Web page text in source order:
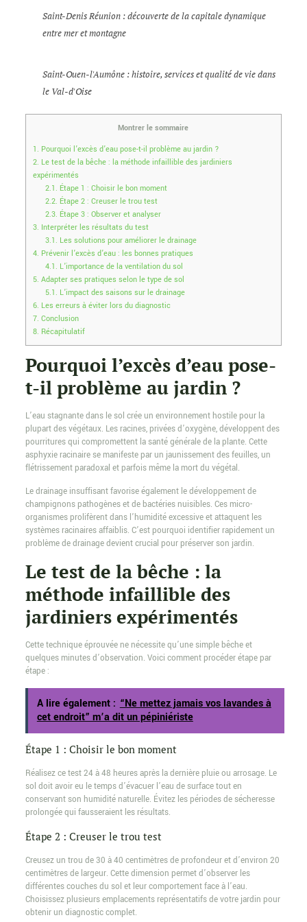
Saint-Denis Réunion : découverte de la capitale dynamique
entre mer et montagne
Saint-Ouen-l'Aumône : histoire, services et qualité de vie dans
le Val-d'Oise
Montrer le sommaire
1. Pourquoi l’excès d’eau pose-t-il problème au jardin ?
2. Le test de la bêche : la méthode infaillible des jardiniers
expérimentés
2.1. Étape 1 : Choisir le bon moment
2.2. Étape 2 : Creuser le trou test
2.3. Étape 3 : Observer et analyser
3. Interpréter les résultats du test
3.1. Les solutions pour améliorer le drainage
4. Prévenir l’excès d’eau : les bonnes pratiques
4.1. L’importance de la ventilation du sol
5. Adapter ses pratiques selon le type de sol
5.1. L’impact des saisons sur le drainage
6. Les erreurs à éviter lors du diagnostic
7. Conclusion
8. Récapitulatif
Pourquoi l’excès d’eau pose-
t-il problème au jardin ?
L’eau stagnante dans le sol crée un environnement hostile pour la
plupart des végétaux. Les racines, privées d’oxygène, développent des
pourritures qui compromettent la santé générale de la plante. Cette
asphyxie racinaire se manifeste par un jaunissement des feuilles, un
flétrissement paradoxal et parfois même la mort du végétal.
Le drainage insuffisant favorise également le développement de
champignons pathogènes et de bactéries nuisibles. Ces micro-
organismes prolifèrent dans l’humidité excessive et attaquent les
systèmes racinaires affaiblis. C’est pourquoi identifier rapidement un
problème de drainage devient crucial pour préserver son jardin.
Le test de la bêche : la
méthode infaillible des
jardiniers expérimentés
Cette technique éprouvée ne nécessite qu’une simple bêche et
quelques minutes d’observation. Voici comment procéder étape par
étape :
A lire également : “Ne mettez jamais vos lavandes à
cet endroit” m’a dit un pépiniériste
Étape 1 : Choisir le bon moment
Réalisez ce test 24 à 48 heures après la dernière pluie ou arrosage. Le
sol doit avoir eu le temps d’évacuer l’eau de surface tout en
conservant son humidité naturelle. Évitez les périodes de sécheresse
prolongée qui fausseraient les résultats.
Étape 2 : Creuser le trou test
Creusez un trou de 30 à 40 centimètres de profondeur et d’environ 20
centimètres de largeur. Cette dimension permet d’observer les
différentes couches du sol et leur comportement face à l’eau.
Choisissez plusieurs emplacements représentatifs de votre jardin pour
obtenir un diagnostic complet.